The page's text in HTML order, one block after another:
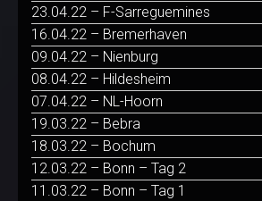
23.04.22 – F-Sarreguemines
16.04.22 – Bremerhaven
09.04.22 – Nienburg
08.04.22 – Hildesheim
07.04.22 – NL-Hoorn
19.03.22 – Bebra
18.03.22 – Bochum
12.03.22 – Bonn – Tag 2
11.03.22 – Bonn – Tag 1